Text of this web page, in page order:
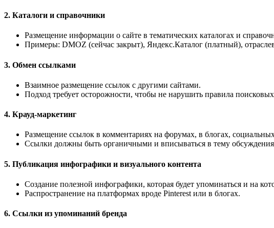
2. Каталоги и справочники
Размещение информации о сайте в тематических каталогах и
Примеры: DMOZ (сейчас закрыт), Яндекс.Каталог (платный),
3. Обмен ссылками
Взаимное размещение ссылок с другими сайтами.
Подход требует осторожности, чтобы не нарушить правила
4. Крауд-маркетинг
Размещение ссылок в комментариях на форумах, в блогах,
Ссылки должны быть органичными и вписываться в тему
5. Публикация инфографики и визуального контента
Создание полезной инфографики, которая будет упоминаться и на
Распространение на платформах вроде Pinterest или в блогах.
6. Ссылки из упоминаний бренда